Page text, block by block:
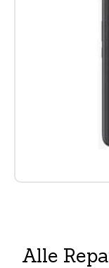
Alle